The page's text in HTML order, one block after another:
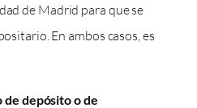
de Madrid para que se
En ambos casos, es
depósito o de